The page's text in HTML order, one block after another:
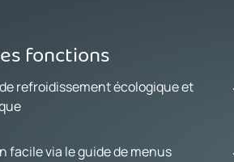
fonctions
refroidissement écologique et
facile via le guide de menus